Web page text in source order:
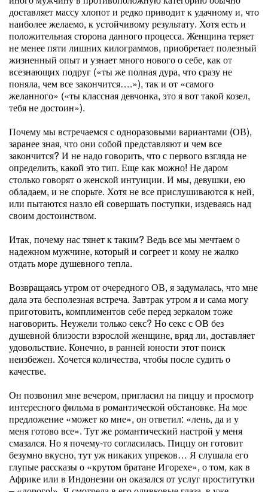
доставляет массу хлопот и редко приводит к удачному и, что
наиболее желаемо, к устойчивому результату. Хотя есть и
положительная сторона данного процесса. Женщина теряет
не менее пяти лишних килограммов, приобретает полезный
жизненный опыт и узнает много нового о себе, как от
всезнающих подруг («ты же полная дура, что сразу не
поняла, чем все закончится….»), так и от «самого
желанного» («ты классная девчонка, это я вот такой козел,
тебя не достоин»).
Почему мы встречаемся с одноразовыми вариантами (ОВ),
заранее зная, что они собой представляют и чем все
закончится? И не надо говорить, что с первого взгляда не
определить, какой это тип. Еще как можно! Не даром
столько говорят о женской интуиции. И мы, девушки, ею
обладаем, и не спорьте. Хотя не все прислушиваются к ней,
или пытаются назло ей совершать поступки, издеваясь над
своим достоинством.
Итак, почему нас тянет к таким? Ведь все мы мечтаем о
надежном мужчине, который и согреет и кому не жалко
отдать море душевного тепла.
Возвращаясь утром от очередного ОВ, я задумалась, что мне
дала эта бесполезная встреча. Завтрак утром я и сама могу
приготовить, комплиментов себе перед зеркалом тоже
наговорить. Неужели только секс? Но секс с ОВ без
душевной близости взрослой женщине, вряд ли, доставляет
удовольствие. Конечно, в ранней юности этот поиск
неизбежен. Хочется количества, чтобы после судить о
качестве.
Он позвонил мне вечером, пригласил на пиццу и просмотр
интересного фильма в романтической обстановке. На мое
предложение «может ко мне», он ответил: «лень, да и у
меня готово все». Тут же романтический настрой у меня
смазался. Но я почему-то согласилась. Пиццу он готовит
безумно вкусно, тут уж никаких упреков… Я слушала его
глупые рассказы о «крутом братане Игорехе», о том, как в
Африке или в Индонезии он оказался от услуг проститутки